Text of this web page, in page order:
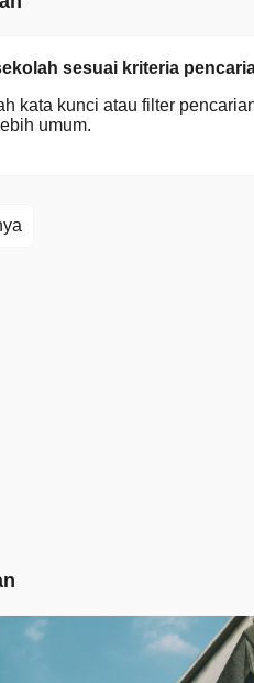
sesuai kriteria
kata kunci atau filter
umum.